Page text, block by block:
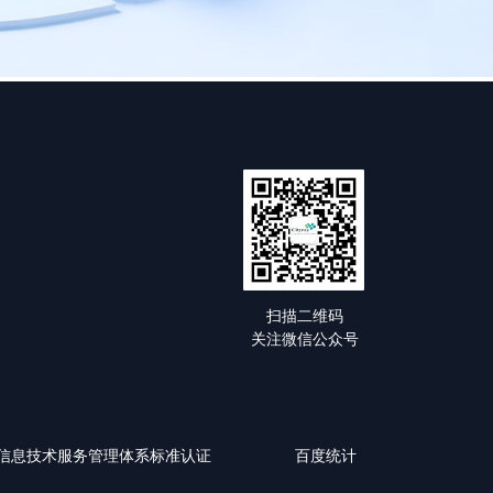
扫描二维码
关注微信公众号
信息技术服务管理体系标准认证 百度统计